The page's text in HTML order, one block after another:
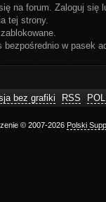
na forum. Zaloguj się
tej strony.
w pasek
bez grafiki RSS
© 2007-2026 Polski